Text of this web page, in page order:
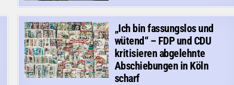
„Ich bin fassungslos und
wütend“ – FDP und CDU
kritisieren abgelehnte
Abschiebungen in Köln
scharf